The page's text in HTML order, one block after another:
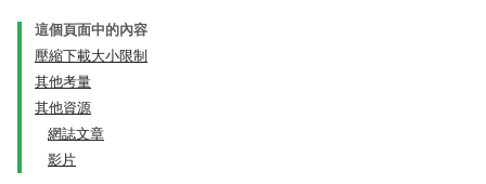
這個頁面中的內容
壓縮下載大小限制
其他考量
其他資源
網誌文章
影片